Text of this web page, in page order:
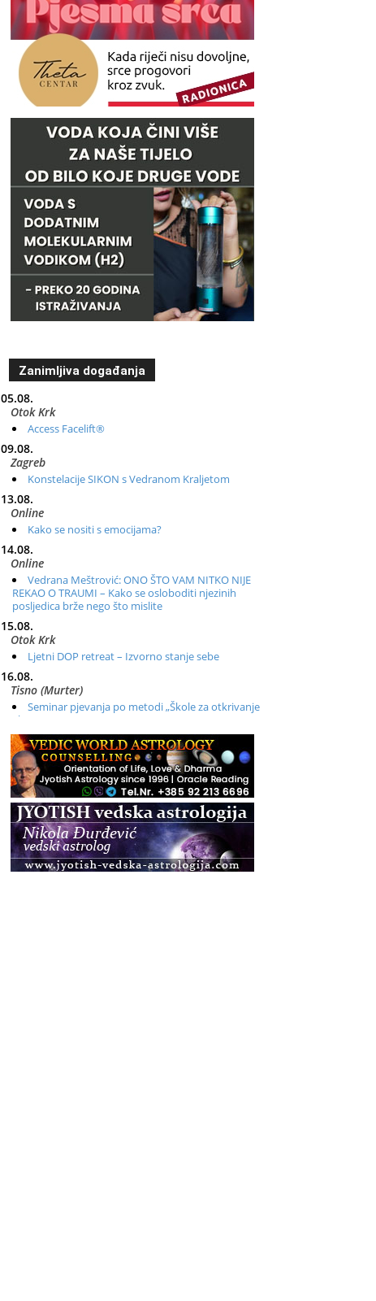
Zanimljiva događanja
05.08.
Otok Krk
Access Facelift®
09.08.
Zagreb
Konstelacije SIKON s Vedranom Kraljetom
13.08.
Online
Kako se nositi s emocijama?
14.08.
Online
Vedrana Meštrović: ONO ŠTO VAM NITKO NIJE
REKAO O TRAUMI – Kako se osloboditi njezinih
posljedica brže nego što mislite
15.08.
Otok Krk
Ljetni DOP retreat – Izvorno stanje sebe
16.08.
Tisno (Murter)
Seminar pjevanja po metodi „Škole za otkrivanje
glasa“
20.08.
Online
Radionica: Pomagači iz drugih dimenzija Online –
otvoreno za sve
21.08.
Zagreb+Online
Osnovni ThetaHealing® tečaj, Zagreb i Online
22.08.
Pula